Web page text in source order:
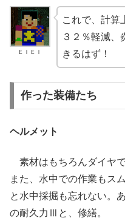
ＥＩＥＩ
これで、計算
３２％軽減、
きるはず！
作った装備たち
ヘルメット
素材はもちろんダイヤ
また、水中での作業もス
と水中採掘も忘れない。
の耐久力Ⅲと、修繕。